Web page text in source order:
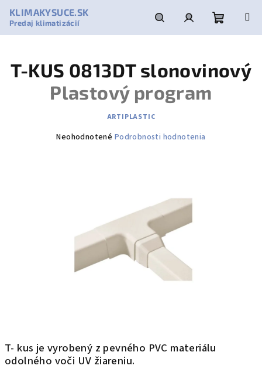
obsah
KLIMAKYSUCE.SK
Predaj klimatizácií
HľadaťPrihlásenie
košík
T- kus je vyrobený z pevného PVC materiálu
odolného voči UV žiareniu.
T-KUS 0813DT slonovinový
Plastový program
ARTIPLASTIC
Priemerné
Neohodnotené Podrobnosti hodnotenia